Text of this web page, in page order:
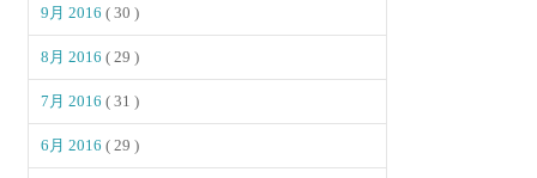
9月 2016( 30 )
8月 2016( 29 )
7月 2016( 31 )
6月 2016( 29 )